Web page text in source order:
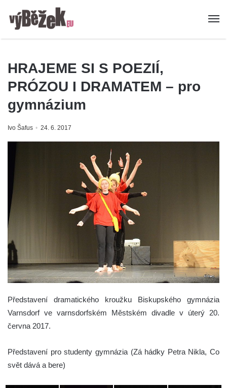
HRAJEME SI S POEZIÍ,
PRÓZOU I DRAMATEM – pro
gymnázium
Ivo Šafus 24. 6. 2017
Představení dramatického kroužku Biskupského gymnázia
Varnsdorf ve varnsdorfském Městském divadle v úterý 20.
června 2017.
Představení pro studenty gymnázia (Zá hádky Petra Nikla, Co
svět dává a bere)